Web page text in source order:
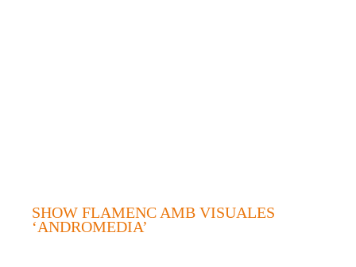
SHOW FLAMENC AMB VISUALES
‘ANDROMEDIA’